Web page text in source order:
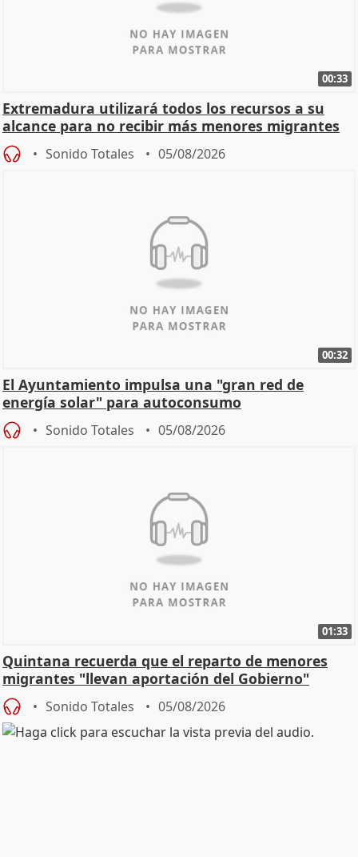
00:33
Extremadura utilizará todos los recursos a su
alcance para no recibir más menores migrantes
Sonido Totales 05/08/2026
00:32
El Ayuntamiento impulsa una "gran red de
energía solar" para autoconsumo
Sonido Totales 05/08/2026
01:33
Quintana recuerda que el reparto de menores
migrantes "llevan aportación del Gobierno"
central
Sonido Totales 05/08/2026